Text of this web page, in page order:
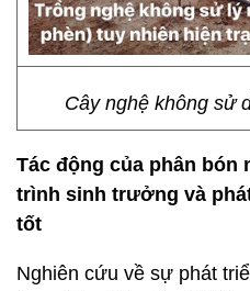
Cây nghệ không sử
Tác động của phân bón
trình sinh trưởng và
tốt
Nghiên cứu về sự phát